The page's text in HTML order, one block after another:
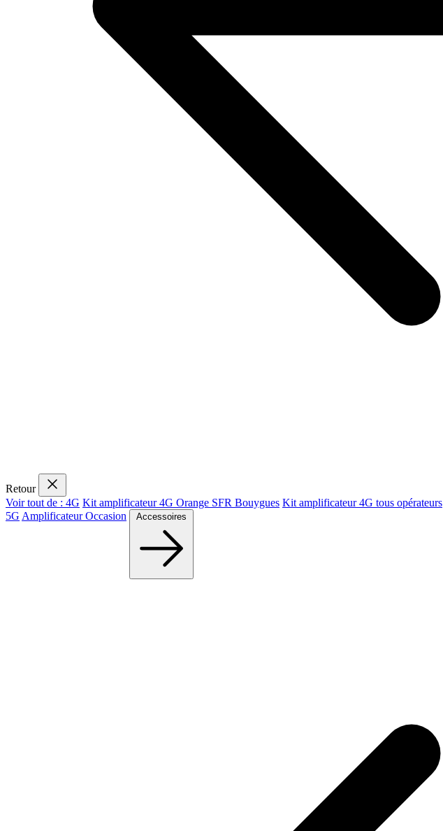
Retour
Voir tout de : 4G Kit amplificateur 4G Orange SFR Bouygues Kit amplificateur 4G tous opérateurs
5G Amplificateur Occasion Accessoires